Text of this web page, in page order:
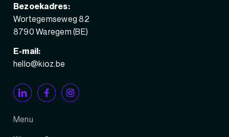
Bezoekadres:
Wortegemseweg 82
8790 Waregem (BE)
E-mail:
hello@kioz.be
Menu